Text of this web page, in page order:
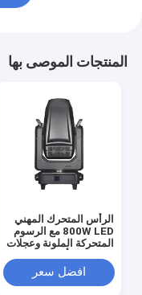
المنتجات الموصى بها
الرأس المتحرك المهني
800W LED مع الرسوم
المتحركة الملونة وعجلات
المتميزةافضل سعر